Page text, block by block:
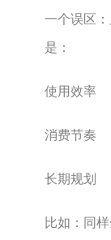
一个误区
是：
使用效率
消费节奏
长期规划
比如：同